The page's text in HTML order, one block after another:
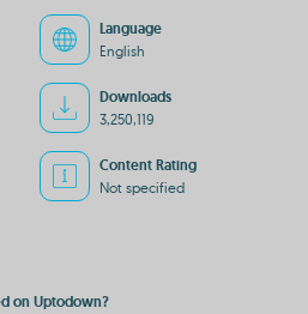
Language
English
Downloads
3,250,119
Content Rating
Not specified
on Uptodown?